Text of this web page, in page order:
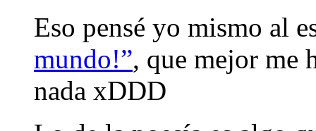
Eso pensé yo mismo al
mundo!”, que mejor me
nada xDDD